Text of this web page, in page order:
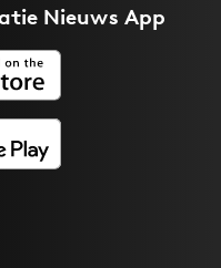
Nieuws App